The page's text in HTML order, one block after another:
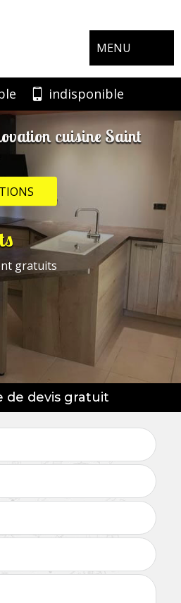
MENU
indisponible
cuisine Saint
gratuits
de devis gratuit